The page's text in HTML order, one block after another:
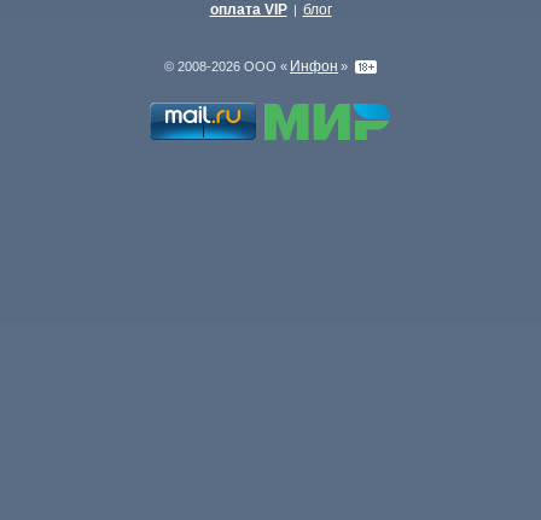
оплата VIP | блог
© 2008-2026 ООО « Инфон »